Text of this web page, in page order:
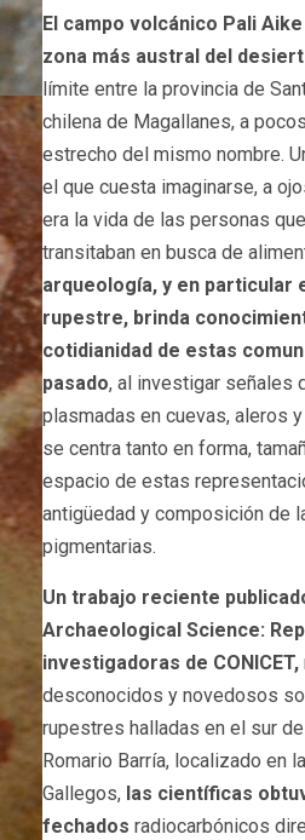
El campo volcánico Pali
zona más austral del
límite entre la provincia de
chilena de Magallanes, a
estrecho del mismo nombre.
el que cuesta imaginarse, a
era la vida de las personas
transitaban en busca de
arqueología, y en particular
rupestre, brinda
cotidianidad de estas
pasado, al investigar señales
plasmadas en cuevas, aleros
se centra tanto en forma,
espacio de estas
antigüedad y composición de
pigmentarias.
Un trabajo reciente
Archaeological Science:
investigadoras de CONICET,
desconocidos y novedosos
rupestres halladas en el sur
Romario Barría, localizado en
Gallegos, las científicas
fechados radiocarbónicos